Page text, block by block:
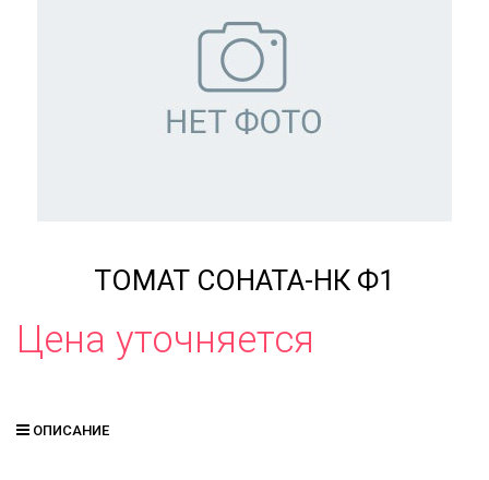
ТОМАТ СОНАТА-НК Ф1
Цена уточняется
ОПИСАНИЕ